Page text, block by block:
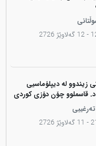
زیندوو لە دیپلۆماسیی
د. قاسملوو چۆن دۆزی کوردی
گواستەوە بۆ ناوەندە
جیهان؟